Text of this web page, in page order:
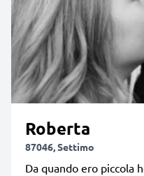
Roberta
87046, Settimo
Da quando ero piccola